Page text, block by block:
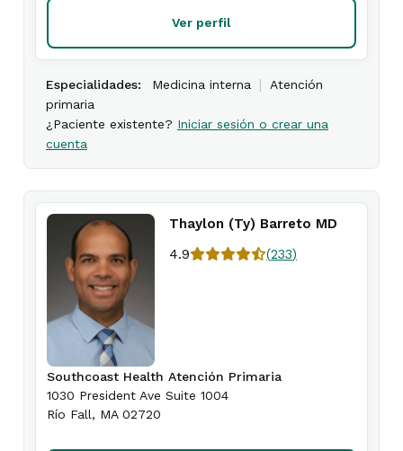
Ver perfil
Especialidades: Medicina interna |
Atención
primaria
¿Paciente existente? Iniciar sesión o crear una
cuenta
Thaylon (Ty) Barreto MD
4.9
(233)
Southcoast Health Atención Primaria
1030 President Ave Suite 1004
Río Fall, MA 02720